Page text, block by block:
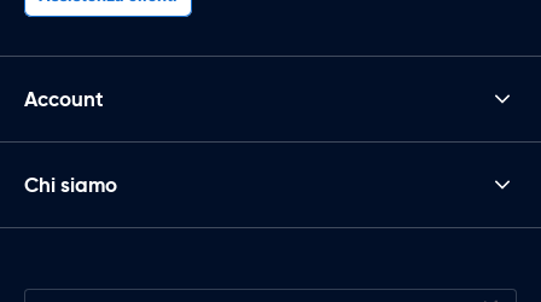
Account
Chi siamo